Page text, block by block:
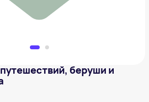
беруши и